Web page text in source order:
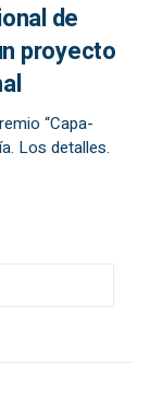
de
proyecto
“Capa-
Los detalles.